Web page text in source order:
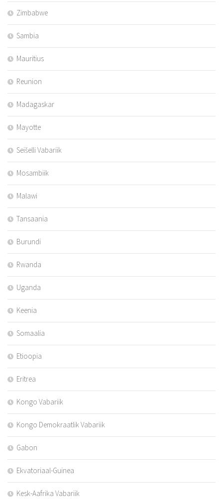
Zimbabwe
Sambia
Mauritius
Reunion
Madagaskar
Mayotte
Seišelli Vabariik
Mosambiik
Malawi
Tansaania
Burundi
Rwanda
Uganda
Keenia
Somaalia
Etioopia
Eritrea
Kongo Vabariik
Kongo Demokraatlik Vabariik
Gabon
Ekvatoriaal-Guinea
Kesk-Aafrika Vabariik